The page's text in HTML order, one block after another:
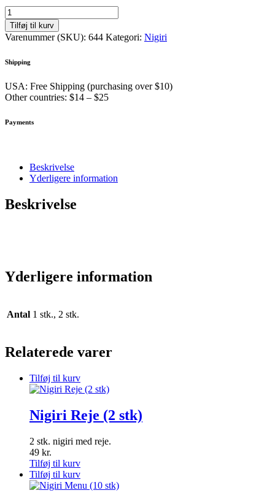
Inari
(2
stk)
antal
Tilføj til kurv
Varenummer (SKU): 644 Kategori: Nigiri
Shipping
USA: Free Shipping (purchasing over $10)
Other countries: $14 – $25
Payments
Beskrivelse
Yderligere information
Beskrivelse
Yderligere information
Antal 1 stk., 2 stk.
Relaterede varer
Tilføj til kurv
Nigiri Reje (2 stk)
2 stk. nigiri med reje.
49 kr.
Tilføj til kurv
Tilføj til kurv